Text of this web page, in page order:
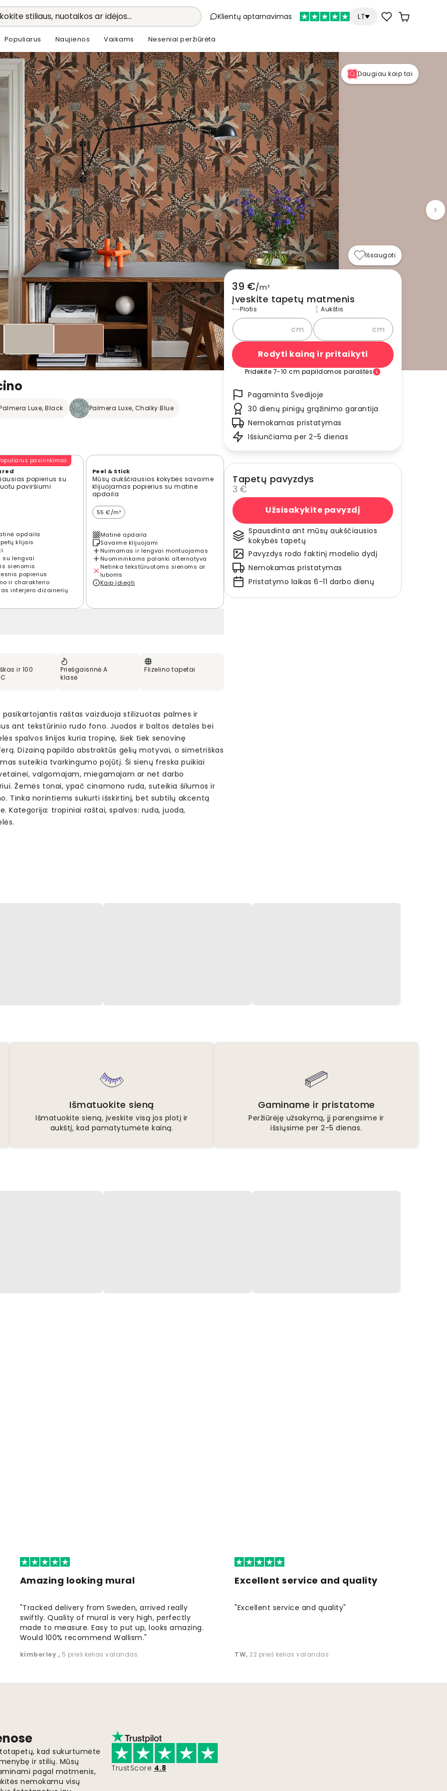
stiliaus, nuotaikos ar idėjos... Klientų aptarnavimas LT
Populiarus Naujienos Vaikams Neseniai peržiūrėta
Daugiau kaip tai
Luxe, Black Palmera Luxe, Chalky Blue
pasirinkimas
popierius su
paviršiumi
apdaila
klijais
su lengvai
sienomis
popierius
ir charakterio
interjero dizainerių
Peel & Stick
Mūsų aukščiausios kokybės savaime
klijuojamas popierius su matine
apdaila
55 €/m²
Matinė apdaila
Savaime klijuojami
Nuimamas ir lengvai montuojamas
Nuomininkams palanki alternatyva
Netinka tekstūruotoms sienoms ar
luboms
Kaip įdiegti
ir 100
Priešgaisrinė A
klasė
Flizelino tapetai
pasikartojantis raštas vaizduoja stilizuotas palmes ir
ant tekstūrinio rudo fono. Juodos ir baltos detalės bei
spalvos linijos kuria tropinę, šiek tiek senovinę
Dizainą papildo abstraktūs gėlių motyvai, o simetriškas
suteikia tvarkingumo pojūtį. Ši sienų freska puikiai
valgomajam, miegamajam ar net darbo
Žemės tonai, ypač cinamono ruda, suteikia šilumos ir
Tinka norintiems sukurti išskirtinį, bet subtilų akcentą
Kategorija: tropiniai raštai, spalvos: ruda, juoda,
Išsaugoti
39 €/m²
Įveskite tapetų matmenis
Plotis
cm
Aukštis
cm
Rodyti kainą ir pritaikyti
Pridėkite 7-10 cm papildomos paraštės
Pagaminta Švedijoje
30 dienų pinigų grąžinimo garantija
Nemokamas pristatymas
Išsiunčiama per 2-5 dienas
Tapetų pavyzdys
3 €
Užsisakykite pavyzdį
Spausdinta ant mūsų aukščiausios
kokybės tapetų
Pavyzdys rodo faktinį modelio dydį
Nemokamas pristatymas
Pristatymo laikas 6-11 darbo dienų
Išmatuokite sieną
Išmatuokite sieną, įveskite visą jos plotį ir
aukštį, kad pamatytumėte kainą.
Gaminame ir pristatome
Peržiūrėję užsakymą, jį parengsime ir
išsiųsime per 2-5 dienas.
Amazing looking mural
"Tracked delivery from Sweden, arrived really
swiftly. Quality of mural is very high, perfectly
made to measure. Easy to put up, looks amazing.
Would 100% recommend Wallism."
kimberley , 5 prieš kelias valandas
Excellent service and quality
"Excellent service and quality"
TW, 22 prieš kelias valandas
kad sukurtumėte
ir stilių. Mūsų
pagal matmenis,
nemokamu visų
TrustScore 4.8